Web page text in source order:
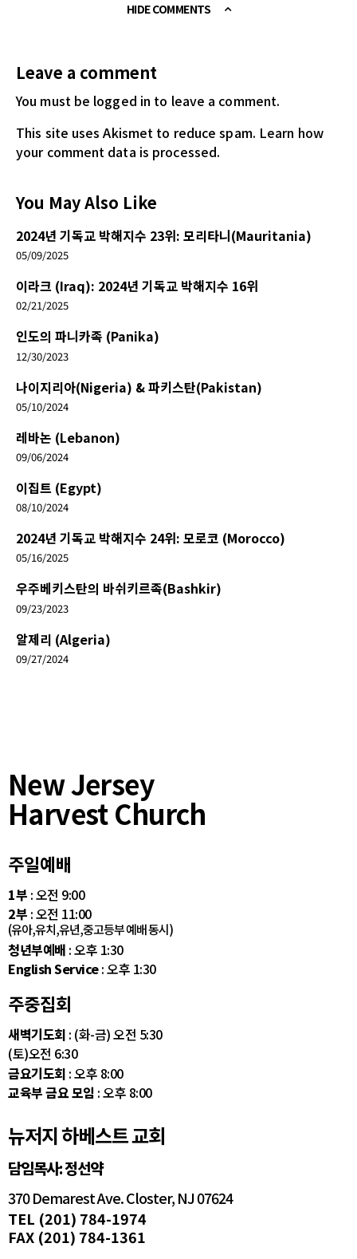
HIDE COMMENTS
Leave a comment
You must be logged in to leave a comment.
This site uses Akismet to reduce spam. Learn how
your comment data is processed.
You May Also Like
2024년 기독교 박해지수 23위: 모리타니(Mauritania)
05/09/2025
이라크 (Iraq): 2024년 기독교 박해지수 16위
02/21/2025
인도의 파니카족 (Panika)
12/30/2023
나이지리아(Nigeria) & 파키스탄(Pakistan)
05/10/2024
레바논 (Lebanon)
09/06/2024
이집트 (Egypt)
08/10/2024
2024년 기독교 박해지수 24위: 모로코 (Morocco)
05/16/2025
우주베키스탄의 바쉬키르족(Bashkir)
09/23/2023
알제리 (Algeria)
09/27/2024
New Jersey
Harvest Church
주일예배
1부 : 오전 9:00
2부 : 오전 11:00
(유아,유치,유년,중고등부 예배 동시)
청년부예배 : 오후 1:30
English Service: 오후 1:30
주중집회
새벽기도회 : (화-금) 오전 5:30
(토)오전 6:30
금요기도회 : 오후 8:00
교육부 금요 모임 : 오후 8:00
뉴저지 하베스트 교회
담임목사: 정선약
370 Demarest Ave. Closter, NJ 07624
TEL (201) 784-1974
FAX (201) 784-1361